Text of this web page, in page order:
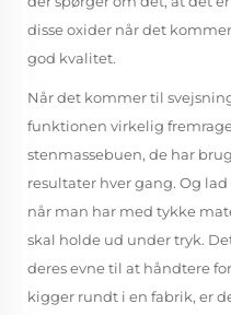
disse oxider når det
god kvalitet.
Når det kommer til
funktionen virkelig
stenmassebuen, de har
resultater hver gang. Og
når man har med tykke
skal holde ud under tryk.
deres evne til at håndtere
kigger rundt i en fabrik, er